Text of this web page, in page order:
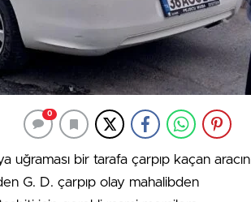
0
uğraması bir tarafa çarpıp kaçan aracın
G. D. çarpıp olay mahalibden